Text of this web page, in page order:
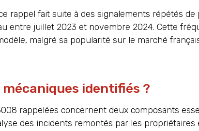
rappel fait suite à des signalements répétés
entre juillet 2023 et novembre 2024. Cette
malgré sa popularité sur le marché
identifiés ?
rappelées concernent deux composants
des incidents remontés par les propriétaires